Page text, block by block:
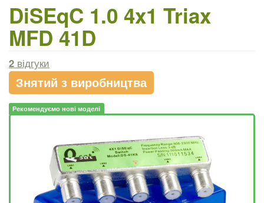
DiSEqC 1.0 4x1 Triax
MFD 41D
2 відгуки
Знятий з виробництва
Рекомендуємо нові моделі